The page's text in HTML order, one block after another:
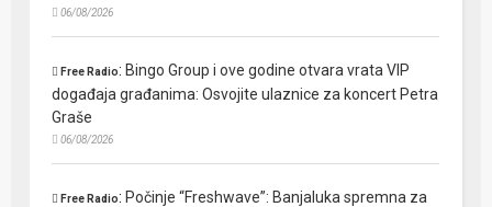
06/08/2026
Free Radio: Bingo Group i ove godine otvara vrata VIP
događaja građanima: Osvojite ulaznice za koncert Petra
Graše
06/08/2026
Free Radio: Počinje “Freshwave”: Banjaluka spremna za